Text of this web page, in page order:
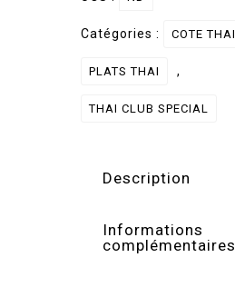
Catégories : COTE THAI
PLATS THAI ,
THAI CLUB SPECIAL
Description
Informations
complémentaires